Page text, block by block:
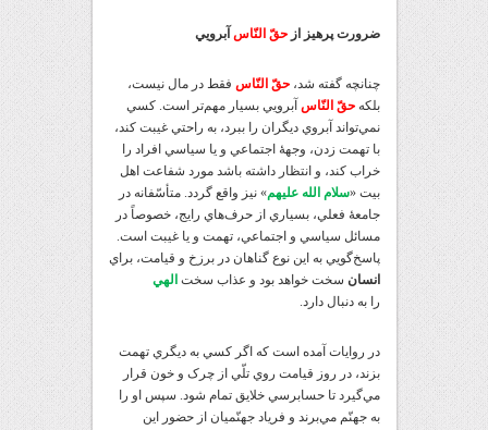
ضرورت پرهيز ازحقّ النّاس آبرويي
چنانچه گفته شد،حقّ النّاس فقط در مال نيست،
بلکهحقّ النّاس آبرويي بسيار مهم‌تر است. کسي
نمي‌تواند آبروي ديگران را ببرد، به راحتي غيبت کند،
با تهمت زدن، وجهۀ اجتماعي و يا سياسي افراد را
خراب کند، و انتظار داشته باشد مورد شفاعت اهل
بيت «سلام ‌الله‌ عليهم» نيز واقع گردد. متأسّفانه در
جامعۀ فعلي، بسياري از حرف‌هاي رايج، خصوصاً در
مسائل سياسي و اجتماعي، تهمت و يا غيبت است.
پاسخ‌گويي به اين نوع گناهان در برزخ و قيامت، براي
انسان سخت خواهد بود و عذاب سخت الهي
را به دنبال دارد.
در روايات آمده است که اگر کسي به ديگري تهمت
بزند، در روز قيامت روي تلّي از چرک و خون قرار
مي‌گيرد تا حسابرسي خلايق تمام شود. سپس او را
به جهنّم مي‌برند و فرياد جهنّميان از حضور اين